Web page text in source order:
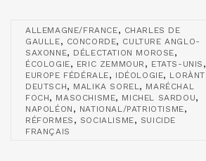
ALLEMAGNE/FRANCE, CHARLES DE
GAULLE, CONCORDE, CULTURE ANGLO-
SAXONNE, DÉLECTATION MOROSE,
ÉCOLOGIE, ERIC ZEMMOUR , ETATS-UNIS ,
EUROPE FÉDÉRALE, IDÉOLOGIE, LORÀNT
DEUTSCH, MALIKA SOREL, MARÉCHAL
FOCH, MASOCHISME, MICHEL SARDOU,
NAPOLÉON , NATIONAL/PATRIOTISME,
RÉFORMES , SOCIALISME, SUICIDE
FRANÇAIS